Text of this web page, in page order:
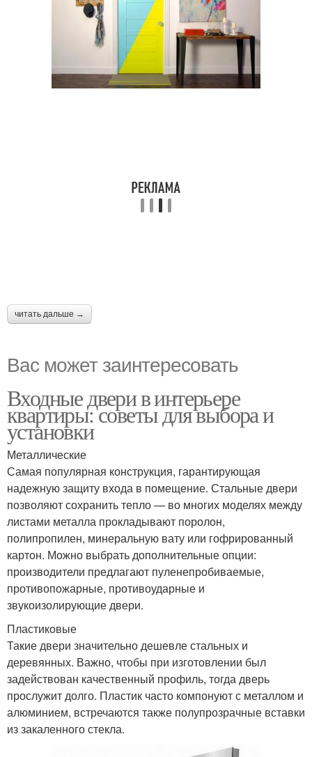
читать дальше →
Вас может заинтересовать
Входные двери в интерьере
квартиры: советы для выбора и
установки
Металлические
Самая популярная конструкция, гарантирующая
надежную защиту входа в помещение. Стальные двери
позволяют сохранить тепло — во многих моделях между
листами металла прокладывают поролон,
полипропилен, минеральную вату или гофрированный
картон. Можно выбрать дополнительные опции:
производители предлагают пуленепробиваемые,
противопожарные, противоударные и
звукоизолирующие двери.
Пластиковые
Такие двери значительно дешевле стальных и
деревянных. Важно, чтобы при изготовлении был
задействован качественный профиль, тогда дверь
прослужит долго. Пластик часто компонуют с металлом и
алюминием, встречаются также полупрозрачные вставки
из закаленного стекла.